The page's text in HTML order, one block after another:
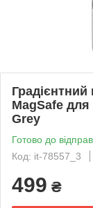
MagSafe
Grey
Готово до
Код: it-78557_3
499 ₴